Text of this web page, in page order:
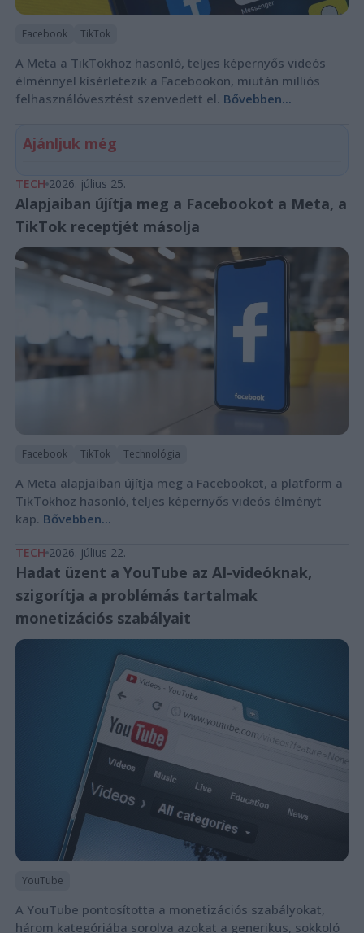
Facebook TikTok
A Meta a TikTokhoz hasonló, teljes képernyős videós
élménnyel kísérletezik a Facebookon, miután milliós
felhasználóvesztést szenvedett el. Bővebben...
Ajánljuk még
TECH 2026. július 25.
Alapjaiban újítja meg a Facebookot a Meta, a
TikTok receptjét másolja
Facebook TikTok Technológia
A Meta alapjaiban újítja meg a Facebookot, a platform a
TikTokhoz hasonló, teljes képernyős videós élményt
kap. Bővebben...
TECH 2026. július 22.
Hadat üzent a YouTube az AI-videóknak,
szigorítja a problémás tartalmak
monetizációs szabályait
YouTube
A YouTube pontosította a monetizációs szabályokat,
három kategóriába sorolva azokat a generikus, sokkoló